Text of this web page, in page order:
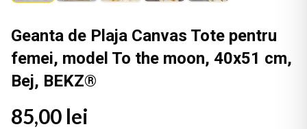
Geanta de Plaja Canvas Tote pentru
femei, model To the moon, 40x51 cm,
Bej, BEKZ®
85,00 lei